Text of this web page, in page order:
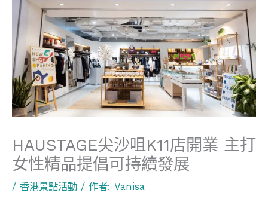
HAUSTAGE尖沙咀K11店開業 主打
女性精品提倡可持續發展
/ 香港景點活動 / 作者: Vanisa